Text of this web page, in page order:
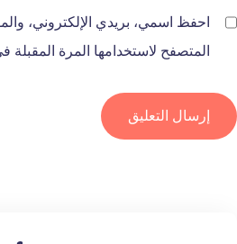
احفظ اسمي، بريدي الإلكتروني،
المتصفح لاستخدامها المرة المقبلة